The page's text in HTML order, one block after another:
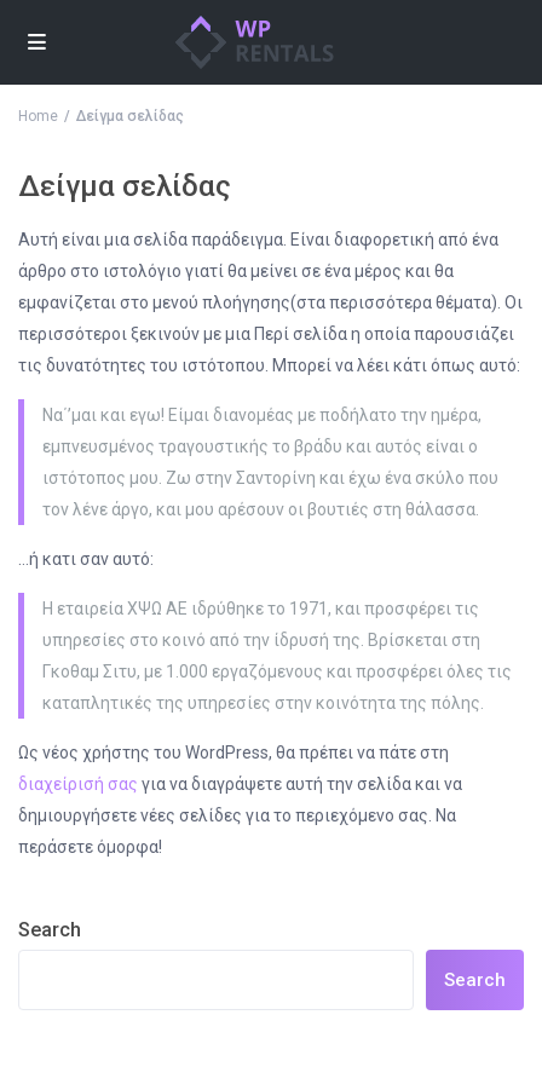
Home Δείγμα σελίδας
Δείγμα σελίδας
Αυτή είναι μια σελίδα παράδειγμα. Είναι διαφορετική από ένα
άρθρο στο ιστολόγιο γιατί θα μείνει σε ένα μέρος και θα
εμφανίζεται στο μενού πλοήγησης(στα περισσότερα θέματα). Οι
περισσότεροι ξεκινούν με μια Περί σελίδα η οποία παρουσιάζει
τις δυνατότητες του ιστότοπου. Μπορεί να λέει κάτι όπως αυτό:
Να΄’μαι και εγω! Είμαι διανομέας με ποδήλατο την ημέρα,
εμπνευσμένος τραγουστικής το βράδυ και αυτός είναι ο
ιστότοπος μου. Ζω στην Σαντορίνη και έχω ένα σκύλο που
τον λένε άργο, και μου αρέσουν οι βουτιές στη θάλασσα.
…ή κατι σαν αυτό:
Η εταιρεία ΧΨΩ ΑΕ ιδρύθηκε το 1971, και προσφέρει τις
υπηρεσίες στο κοινό από την ίδρυσή της. Βρίσκεται στη
Γκοθαμ Σιτυ, με 1.000 εργαζόμενους και προσφέρει όλες τις
καταπλητικές της υπηρεσίες στην κοινότητα της πόλης.
Ως νέος χρήστης του WordPress, θα πρέπει να πάτε στη
διαχείρισή σας για να διαγράψετε αυτή την σελίδα και να
δημιουργήσετε νέες σελίδες για το περιεχόμενο σας. Να
περάσετε όμορφα!
Search
Search